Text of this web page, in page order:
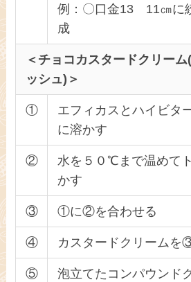
例：〇口金13 11㎝に
成
＜チョコカスタードクリー
ッシュ)＞
①
エフィカスとハイビタ
に溶かす
②
水を５０℃まで温めて
かす
③ ①に②を合わせる
④ カスタードクリームを
⑤
泡立てたコンパウンド